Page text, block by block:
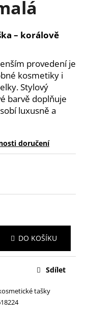
– korálově
provedení je
kosmetiky i
Stylový
barvě doplňuje
luxusně a
doručení
DO KOŠÍKU
tašky
Sdílet